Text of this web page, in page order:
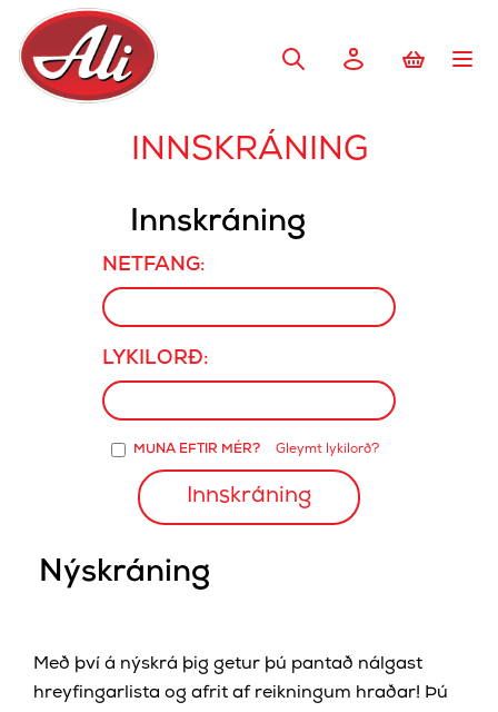
INNSKRÁNING
Innskráning
NETFANG:
LYKILORÐ:
MUNA EFTIR MÉR? Gleymt lykilorð?
Nýskráning
Með því á nýskrá þig getur þú pantað nálgast
hreyfingarlista og afrit af reikningum hraðar! Þú